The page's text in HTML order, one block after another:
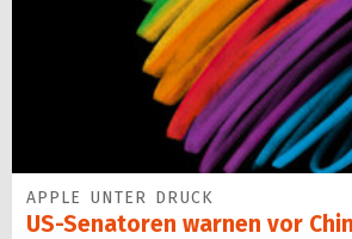
APPLE UNTER DRUCK
US-Senatoren warnen vor